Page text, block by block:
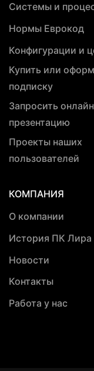
Системы и
Нормы Еврокод
Конфигурации и
Купить или
подписку
Запросить
презентацию
Проекты наших
пользователей
КОМПАНИЯ
О компании
История ПК Лира
Новости
Контакты
Работа у нас